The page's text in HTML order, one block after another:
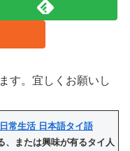
す。宜しくお願いし
常生活 日本語タイ語
、または興味が有るタイ人